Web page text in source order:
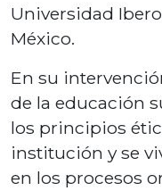
Universidad
México.
En su
de la educación
los principios
institución y se
en los procesos